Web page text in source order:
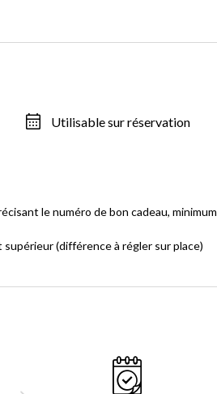
Utilisable sur réservation
le numéro de bon cadeau, minimum
(différence à régler sur place)